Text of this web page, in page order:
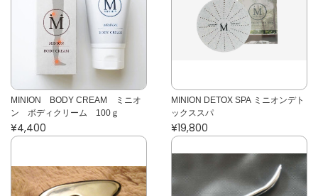
MINION BODY CREAM ミニオ
ン ボディクリーム 100ｇ
¥4,400
MINION DETOX SPA ミニオンデト
ックススパ
¥19,800